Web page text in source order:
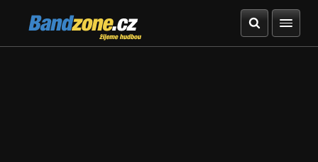
Bandzone.cz
žijeme hudbou